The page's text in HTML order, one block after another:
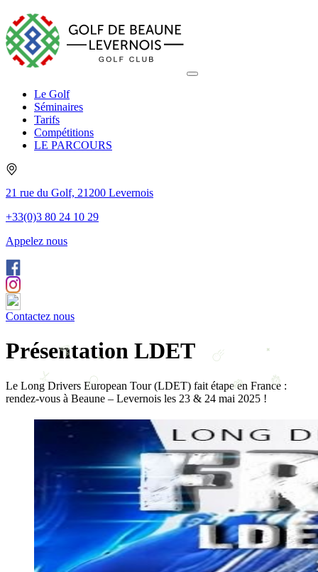
Le Golf
Séminaires
Tarifs
Compétitions
LE PARCOURS
21 rue du Golf, 21200 Levernois
+33(0)3 80 24 10 29
Appelez nous
Contactez nous
Présentation LDET
Le Long Drivers European Tour (LDET) fait étape en France :
rendez-vous à Beaune – Levernois les 23 & 24 mai 2025 !